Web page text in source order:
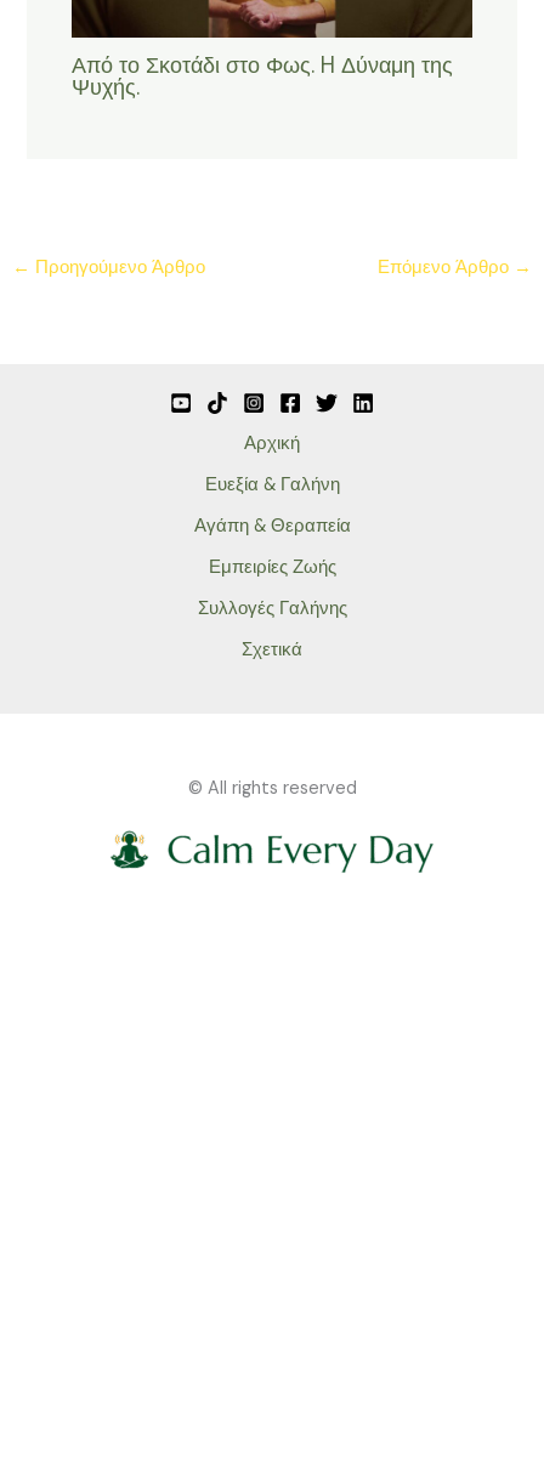
Από το Σκοτάδι στο Φως. H Δύναμη της
Ψυχής.
← Προηγούμενο Άρθρο Επόμενο Άρθρο →
Αρχική
Ευεξία & Γαλήνη
Αγάπη & Θεραπεία
Εμπειρίες Ζωής
Συλλογές Γαλήνης
Σχετικά
© All rights reserved